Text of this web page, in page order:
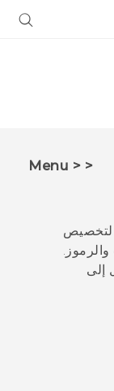
< < Menu
لتخصيص
إلى